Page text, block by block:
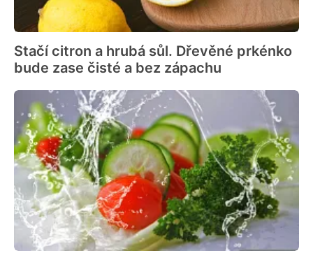
Stačí citron a hrubá sůl. Dřevěné prkénko
bude zase čisté a bez zápachu